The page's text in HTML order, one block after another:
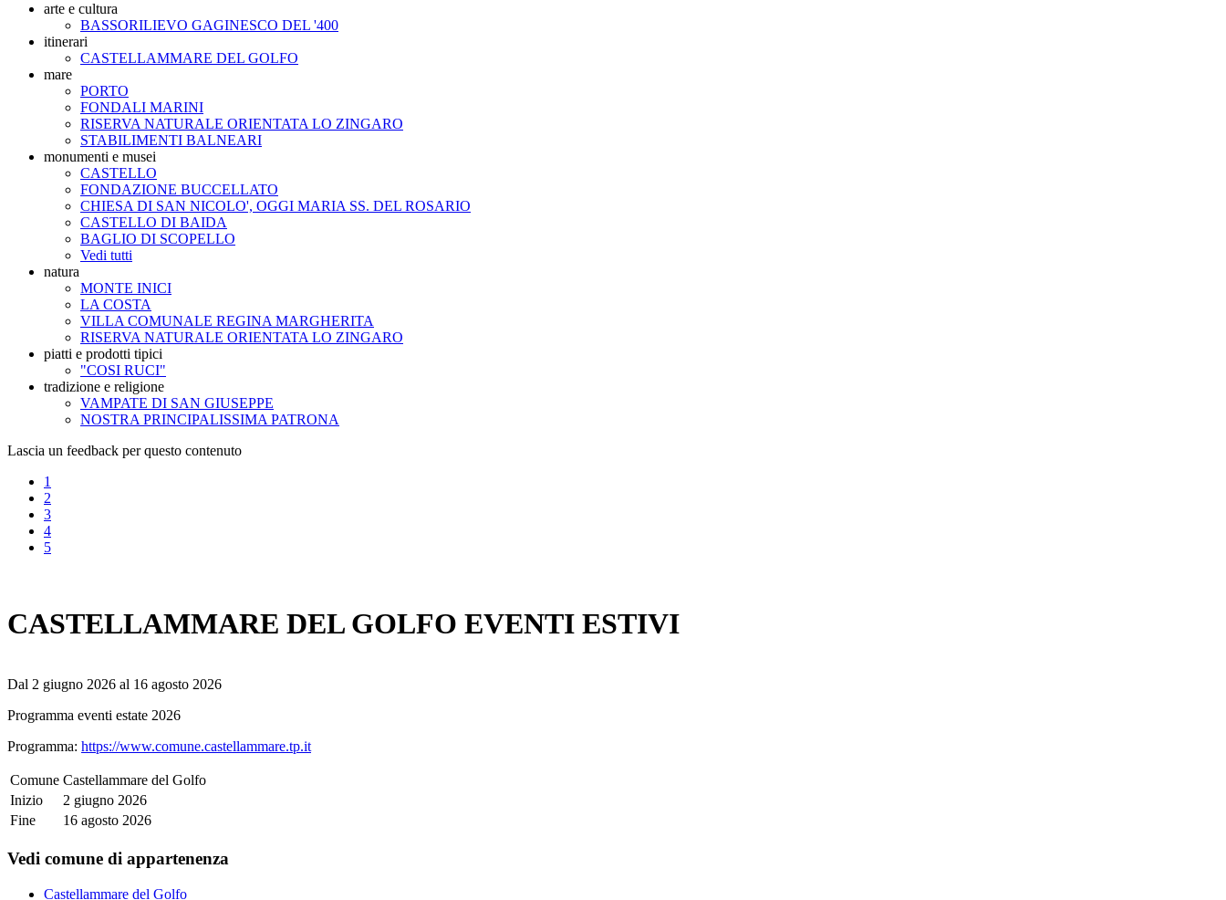
arte e cultura
BASSORILIEVO GAGINESCO DEL '400
itinerari
CASTELLAMMARE DEL GOLFO
mare
PORTO
FONDALI MARINI
RISERVA NATURALE ORIENTATA LO ZINGARO
STABILIMENTI BALNEARI
monumenti e musei
CASTELLO
FONDAZIONE BUCCELLATO
CHIESA DI SAN NICOLO', OGGI MARIA SS. DEL ROSARIO
CASTELLO DI BAIDA
BAGLIO DI SCOPELLO
Vedi tutti
natura
MONTE INICI
LA COSTA
VILLA COMUNALE REGINA MARGHERITA
RISERVA NATURALE ORIENTATA LO ZINGARO
piatti e prodotti tipici
"COSI RUCI"
tradizione e religione
VAMPATE DI SAN GIUSEPPE
NOSTRA PRINCIPALISSIMA PATRONA
Lascia un feedback per questo contenuto
1
2
3
4
5
CASTELLAMMARE DEL GOLFO EVENTI ESTIVI
Dal 2 giugno 2026 al 16 agosto 2026
Programma eventi estate 2026
Programma: https://www.comune.castellammare.tp.it
Comune Castellammare del Golfo
Inizio
2 giugno 2026
Fine
16 agosto 2026
Vedi comune di appartenenza
Castellammare del Golfo